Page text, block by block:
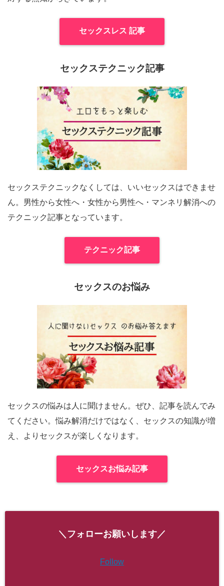
セックスレス 記事
セックステクニック記事
セックステクニックなくしては、いいセックスはできませ
ん。男性から女性へ・女性から男性へ・マンネリ解消への
テクニック記事となっています。
テクニック記事
セックスのお悩み
セックスの悩みは人に聞けません。ぜひ、記事を読んでみ
てください。悩み解消だけではなく、セックスの知識が増
え、よりセックスが楽しくなります。
セックスお悩み記事
＼フォローお願いします／
Follow